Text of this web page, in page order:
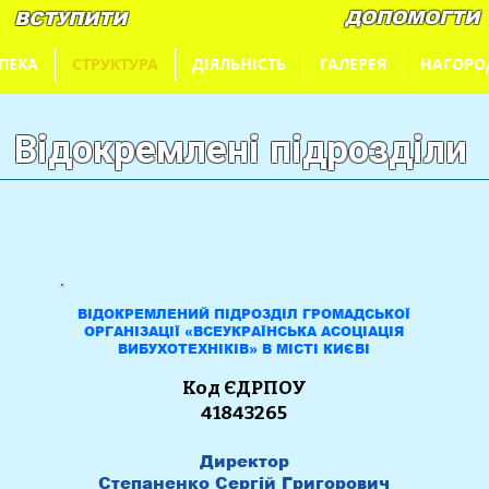
ВСТУПИТИ ДОПОМОГТИ
СТРУКТУРА ДІЯЛЬНІСТЬ ГАЛЕРЕЯ
Відокремлені підрозділи
ВІДОКРЕМЛЕНИЙ ПІДРОЗДІЛ ГРОМАДСЬКОЇ
ОРГАНІЗАЦІЇ «ВСЕУКРАЇНСЬКА АСОЦІАЦІЯ
ВИБУХОТЕХНІКІВ» В МІСТІ КИЄВІ
Код ЄДРПОУ
41843265
Директор
Степаненко Сергій Григорович